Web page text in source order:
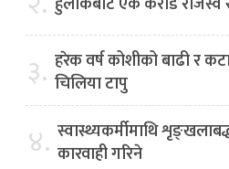
३. हरेक वर्ष कोशीको बाढी र
चिलिया टापु
४. स्वास्थ्यकर्मीमाथि
कारवाही गरिने